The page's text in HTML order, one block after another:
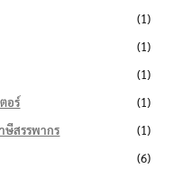
(1)
(1)
(1)
อร์
(1)
ษีสรรพากร
(1)
(6)